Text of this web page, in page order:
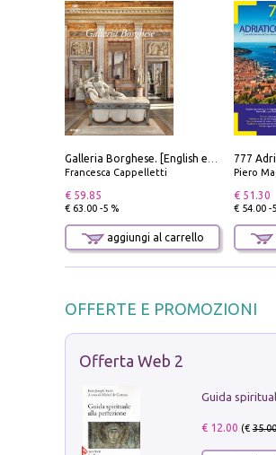
Francesca Cappelletti
€ 59.85
€ 63.00 -5 %
aggiungi al carrello
Piero
€ 51.30
€ 54.00 -
OFFERTE E PROMOZIONI
Offerta Web 2
Guida
€ 12.00 (€35.00